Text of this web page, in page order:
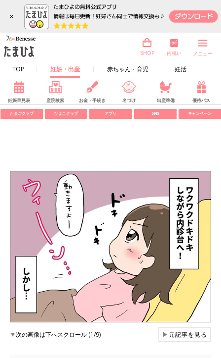
×
TOP 妊娠・出産 赤ちゃん・育児 妊活
SHOP 内祝い メニュー
妊娠早見表 産院検索 お金・手続き 名づけ 出産準備 優待パス
たまごクラブ ひよこクラブ アプリ SNS キャンペーン
▼次の画像は下へスクロール (1/9) ▶元記事を見る